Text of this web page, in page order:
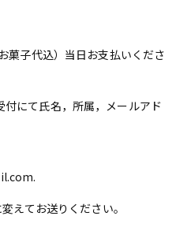
菓子代込）当日お支払いくださ
にて氏名，所属，メールアド
りください。